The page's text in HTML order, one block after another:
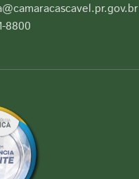
8800